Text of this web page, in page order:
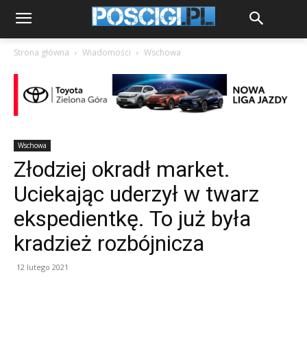
Strona główna Wiadomości Wschowa
Wschowa
Złodziej okradł market.
Uciekając uderzył w twarz
ekspedientkę. To już była
kradzież rozbójnicza
12 lutego 2021